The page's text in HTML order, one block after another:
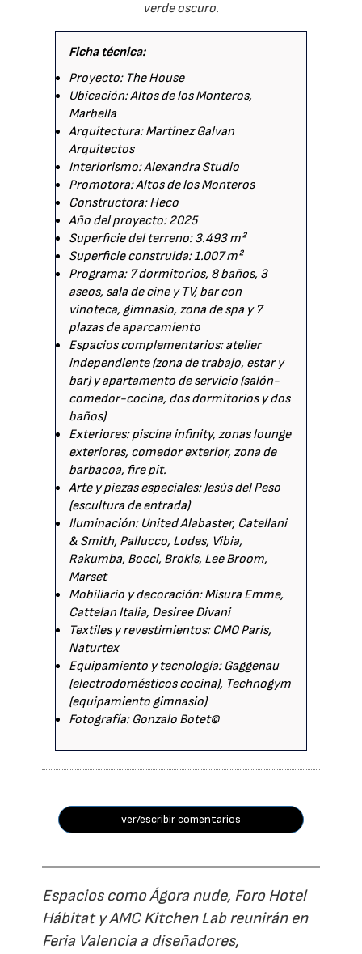
verde oscuro.
Ficha técnica:
Proyecto: The House
Ubicación: Altos de los Monteros,
Marbella
Arquitectura: Martinez Galvan
Arquitectos
Interiorismo: Alexandra Studio
Promotora: Altos de los Monteros
Constructora: Heco
Año del proyecto: 2025
Superficie del terreno: 3.493 m²
Superficie construida: 1.007 m²
Programa: 7 dormitorios, 8 baños, 3
aseos, sala de cine y TV, bar con
vinoteca, gimnasio, zona de spa y 7
plazas de aparcamiento
Espacios complementarios: atelier
independiente (zona de trabajo, estar y
bar) y apartamento de servicio (salón-
comedor-cocina, dos dormitorios y dos
baños)
Exteriores: piscina infinity, zonas lounge
exteriores, comedor exterior, zona de
barbacoa, fire pit.
Arte y piezas especiales: Jesús del Peso
(escultura de entrada)
Iluminación: United Alabaster, Catellani
& Smith, Pallucco, Lodes, Vibia,
Rakumba, Bocci, Brokis, Lee Broom,
Marset
Mobiliario y decoración: Misura Emme,
Cattelan Italia, Desiree Divani
Textiles y revestimientos: CMO Paris,
Naturtex
Equipamiento y tecnología: Gaggenau
(electrodomésticos cocina), Technogym
(equipamiento gimnasio)
Fotografía: Gonzalo Botet©
ver/escribir comentarios
Espacios como Ágora nude, Foro Hotel
Hábitat y AMC Kitchen Lab reunirán en
Feria Valencia a diseñadores,